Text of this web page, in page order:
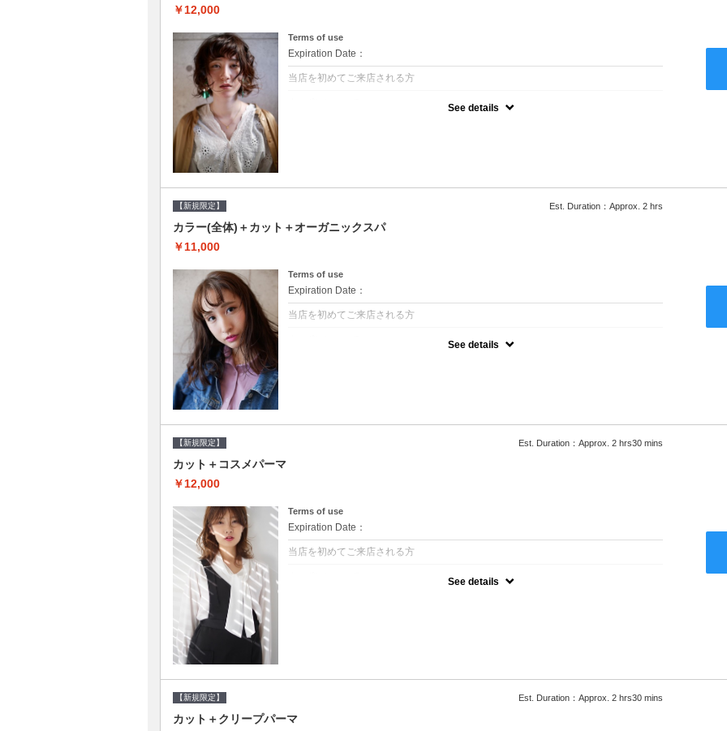
￥12,000
Terms of use
Expiration Date：
当店を初めてご来店される方
See details
【新規限定】 Est. Duration：Approx. 2 hrs
カラー(全体)＋カット＋オーガニックスパ
￥11,000
Terms of use
Expiration Date：
当店を初めてご来店される方
See details
【新規限定】 Est. Duration：Approx. 2 hrs30 mins
カット＋コスメパーマ
￥12,000
Terms of use
Expiration Date：
当店を初めてご来店される方
See details
【新規限定】 Est. Duration：Approx. 2 hrs30 mins
カット＋クリープパーマ